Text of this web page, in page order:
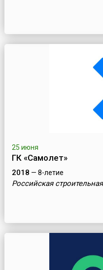
25 июня
ГК «Самолет»
2018 — 8-летие
Российская